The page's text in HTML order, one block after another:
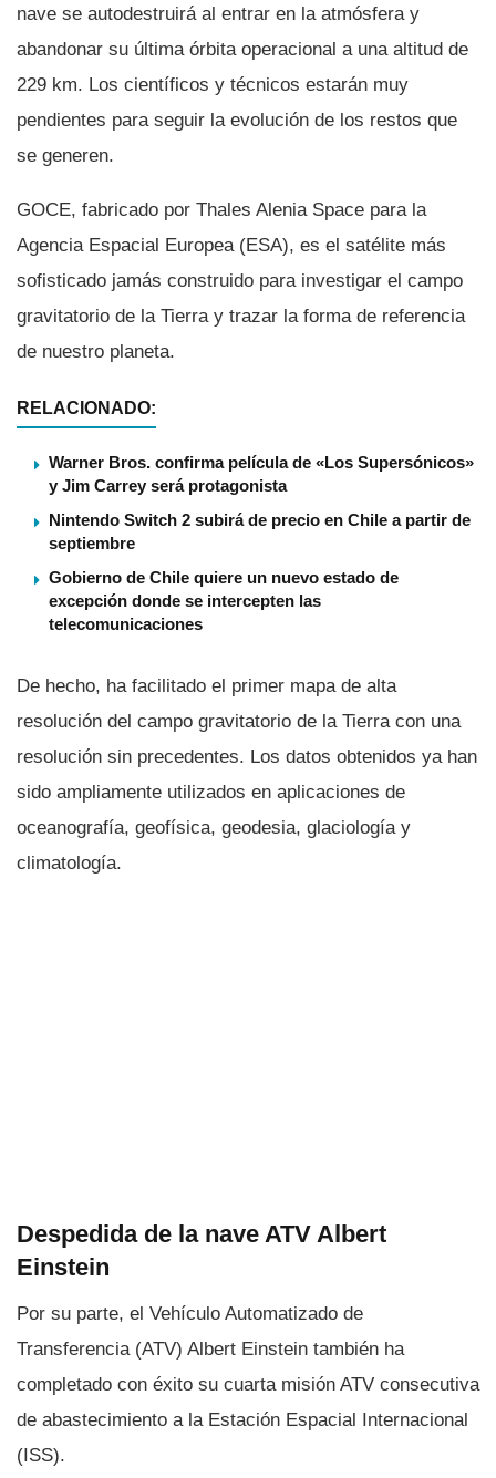
nave se autodestruirá al entrar en la atmósfera y
abandonar su última órbita operacional a una altitud de
229 km. Los cientí­ficos y técnicos estarán muy
pendientes para seguir la evolución de los restos que
se generen.
GOCE, fabricado por Thales Alenia Space para la
Agencia Espacial Europea (ESA), es el satélite más
sofisticado jamás construido para investigar el campo
gravitatorio de la Tierra y trazar la forma de referencia
de nuestro planeta.
RELACIONADO:
Warner Bros. confirma película de «Los Supersónicos»
y Jim Carrey será protagonista
Nintendo Switch 2 subirá de precio en Chile a partir de
septiembre
Gobierno de Chile quiere un nuevo estado de
excepción donde se intercepten las
telecomunicaciones
De hecho, ha facilitado el primer mapa de alta
resolución del campo gravitatorio de la Tierra con una
resolución sin precedentes. Los datos obtenidos ya han
sido ampliamente utilizados en aplicaciones de
oceanografí­a, geofí­sica, geodesia, glaciologí­a y
climatologí­a.
Despedida de la nave ATV Albert
Einstein
Por su parte, el Vehí­culo Automatizado de
Transferencia (ATV) Albert Einstein también ha
completado con éxito su cuarta misión ATV consecutiva
de abastecimiento a la Estación Espacial Internacional
(ISS).